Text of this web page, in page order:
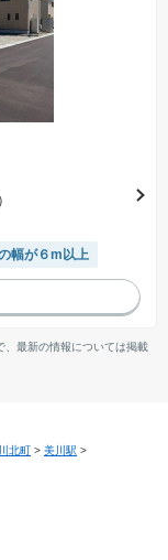
幅が６m以上
最新の情報については掲載
北町 > 美川駅 >